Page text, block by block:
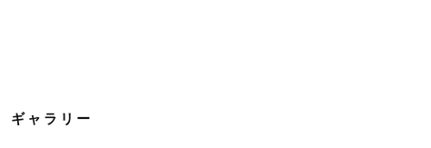
ギャラリー